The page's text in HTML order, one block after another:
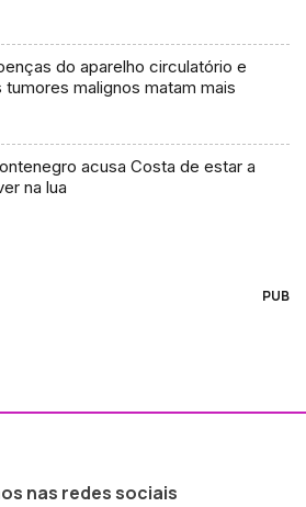
do aparelho circulatório e
tumores malignos matam mais
acusa Costa de estar a
na lua
PUB
nas redes sociais